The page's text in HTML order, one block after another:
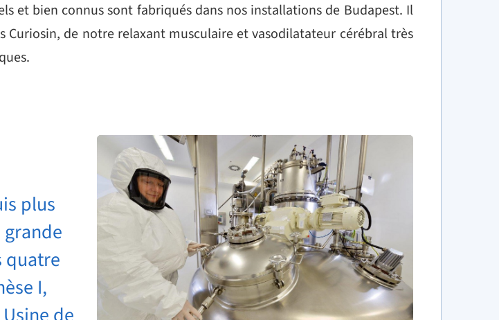
et bien connus sont fabriqués dans nos installations de Budapest. Il
de notre relaxant musculaire et vasodilatateur cérébral très
plus
quatre
I,